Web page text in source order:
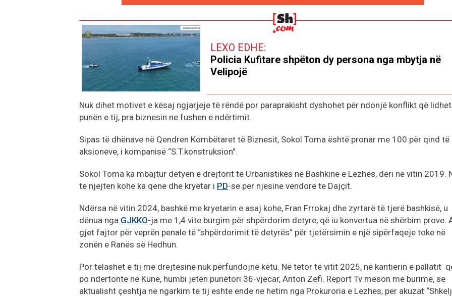
LEXO EDHE:
Policia Kufitare shpëton dy persona nga mbytja në
Velipojë
Nuk dihet motivet e kësaj ngjarjeje të rëndë por paraprakisht dyshohet për ndonjë konflikt që
punën e tij, pra biznesin ne fushen e ndërtimit.
Sipas të dhënave në Qendren Kombëtaret të Biznesit, Sokol Toma është pronar me 100 për qind të
aksioneve, i kompanisë “S.T.konstruksion”.
Sokol Toma ka mbajtur detyën e drejtorit të Urbanistikës në Bashkinë e Lezhës, deri në vitin 2019.
te njejten kohe ka qene dhe kryetar i PD-se per njesine vendore te Dajçit.
Ndërsa në vitin 2024, bashkë me kryetarin e asaj kohe, Fran Frrokaj dhe zyrtarë të tjerë bashkisë, u
dënua nga GJKKO-ja me 1,4 vite burgim për shpërdorim detyre, që iu konvertua në shërbim prove.
gjet fajtor për veprën penale të “shpërdorimit të detyrës” për tjetërsimin e një sipërfaqeje toke në
zonën e Ranës së Hedhun.
Por telashet e tij me drejtesine nuk përfundojnë këtu. Në tetor të vitit 2025, në kantierin e pallatit
po ndertonte ne Kune, humbi jetën punëtori 36-vjecar, Anton Zefi. Report Tv meson me burime, se
aktualisht çeshtja ne ngarkim te tij eshte ende ne hetim nga Prokuroria e Lezhes, per akuzat